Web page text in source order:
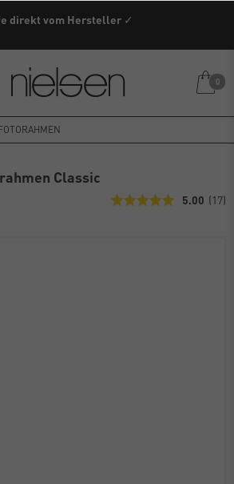
direkt vom Hersteller ✓
0
Classic
5.00 (17)